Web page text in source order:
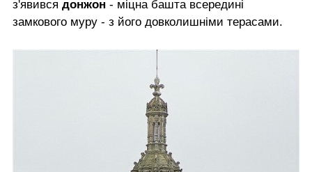
з'явився донжон - міцна башта всередині
замкового муру - з його довколишніми терасами.